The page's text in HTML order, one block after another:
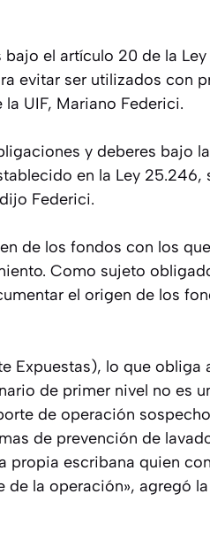
el artículo 20 de la
evitar ser utilizados con
UIF, Mariano Federici.
y deberes bajo
en la Ley 25.246,
Federici.
de los fondos con los
Como sujeto
el origen de los
Expuestas), lo que obliga
de primer nivel no es
de operación
de prevención de
propia escribana quien
la operación», agregó